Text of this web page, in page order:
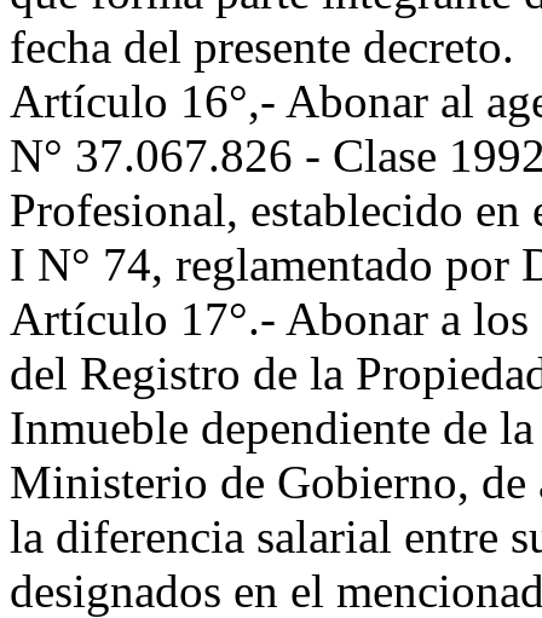
fecha del presente decreto.
Artículo 16°,- Abonar al
N° 37.067.826 - Clase
Profesional, establecido
I N° 74, reglamentado por
Artículo 17°.- Abonar a los
del Registro de la
Inmueble dependiente de
Ministerio de Gobierno,
la diferencia salarial entre
designados en el